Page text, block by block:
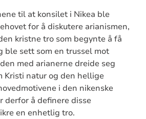
til at konsilet i Nikea ble
for å diskutere arianismen,
kristne tro som begynte å få
ble sett som en trussel mot
med arianerne dreide seg
Kristi natur og den hellige
i den nikenske
derfor å definere disse
en enhetlig tro.